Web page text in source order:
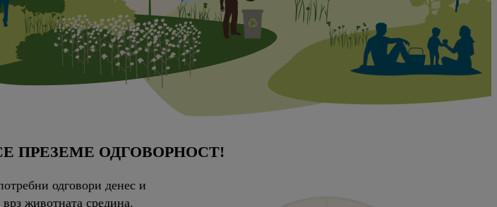
ПРЕЗЕМЕ ОДГОВОРНОСТ!
одговори денес и
животната средина.